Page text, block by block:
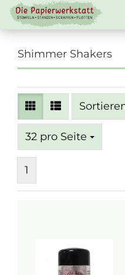
Shimmer Shakers
32 pro Seite
pro Seite
1